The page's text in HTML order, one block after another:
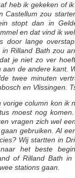
heb ik gekeken of
Castellum zou
stopt dan in
en dat vind ik
door lange
in Rilland Bath zou
je niet zo ver
aan de andere kant.
twee minuten
en Vlissingen.
vorige column kon ik
moest nog
vragen zich wel
gebruiken. Al
Wij startten in
het beste
of Rilland Bath
stations gaan.